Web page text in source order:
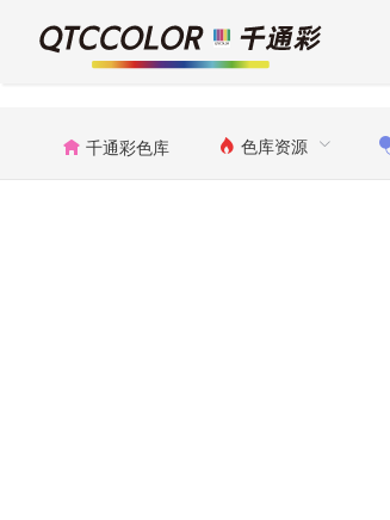
千通彩色库 色库资源